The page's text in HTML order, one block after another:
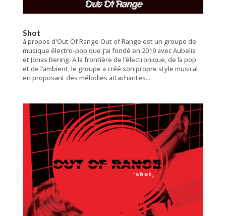
Shot
à propos d'Out Of Range Out of Range est un groupe de
musique électro-pop que j’ai fondé en 2010 avec Aubelia
et Jonas Bering. A la frontière de l’électronique, de la pop
et de l’ambient, le groupe a créé son propre style musical
en proposant des mélodies attachantes...